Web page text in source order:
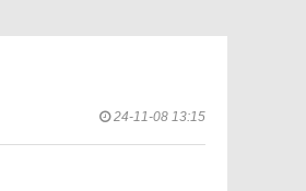
24-11-08 13:15